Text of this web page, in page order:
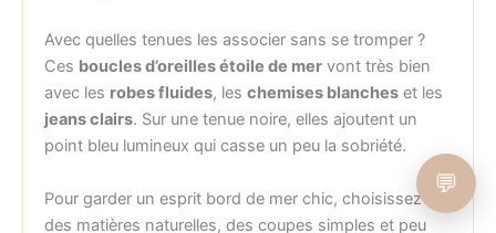
Avec quelles tenues les associer sans se tromper ?
Ces boucles d’oreilles étoile de mervont très bien
avec les robes fluides, les chemises blancheset les
jeans clairs. Sur une tenue noire, elles ajoutent un
point bleu lumineux qui casse un peu la sobriété.
Pour garder un esprit bord de mer chic, choisissez
des matières naturelles, des coupes simples et peu
💬